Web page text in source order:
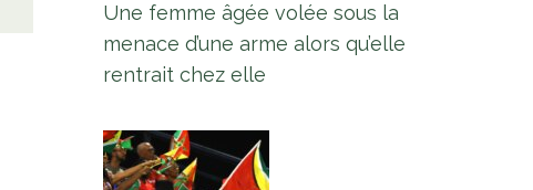
Une femme âgée volée sous la
menace d’une arme alors qu’elle
rentrait chez elle